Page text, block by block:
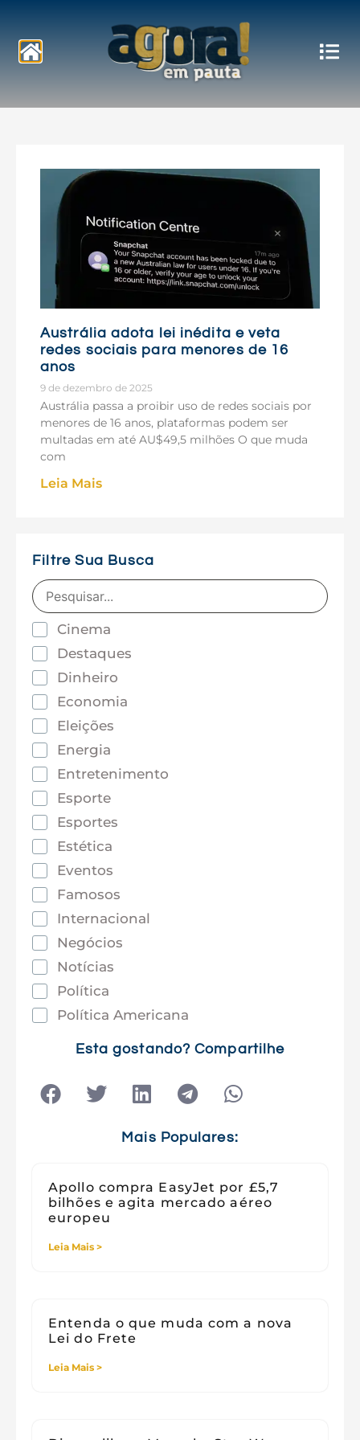
Notícias
Austrália adota lei inédita e veta
redes sociais para menores de 16
anos
9 de dezembro de 2025
Austrália passa a proibir uso de redes sociais por
menores de 16 anos, plataformas podem ser
multadas em até AU$49,5 milhões O que muda
com
Leia Mais
Filtre Sua Busca
Cinema
Destaques
Dinheiro
Economia
Eleições
Energia
Entretenimento
Esporte
Esportes
Estética
Eventos
Famosos
Internacional
Negócios
Notícias
Política
Política Americana
Tecnologia
Esta gostando? Compartilhe
Mais Populares:
Apollo compra EasyJet por £5,7
bilhões e agita mercado aéreo
europeu
Leia Mais >
Entenda o que muda com a nova
Lei do Frete
Leia Mais >